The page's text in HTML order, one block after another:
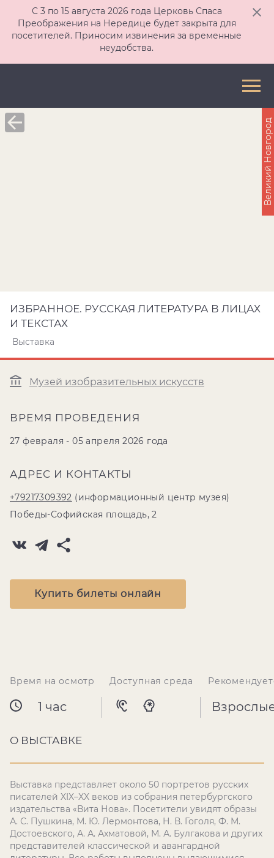
С 3 по 15 августа 2026 года Церковь Спаса
Преображения на Нередице будет закрыта для
посетителей. Приносим извинения за временные
неудобства.
ИЗБРАННОЕ. РУССКАЯ ЛИТЕРАТУРА В ЛИЦАХ
И ТЕКСТАХ
Выставка
Музей изобразительных искусств
ВРЕМЯ ПРОВЕДЕНИЯ
27 февраля - 05 апреля 2026 года
АДРЕС И КОНТАКТЫ
+79217309392 (информационный центр музея)
Победы-Софийская площадь, 2
Купить билеты онлайн
Великий Новгород
Время на осмотр
1 час
Доступная среда
О ВЫСТАВКЕ
Выставка представляет около 50 портретов русских
писателей XIX–XX веков из собрания петербургского
издательства «Вита Нова». Посетители увидят образы
А. С. Пушкина, М. Ю. Лермонтова, Н. В. Гоголя, Ф. М.
Достоевского, А. А. Ахматовой, М. А. Булгакова и других
представителей классической и авангардной